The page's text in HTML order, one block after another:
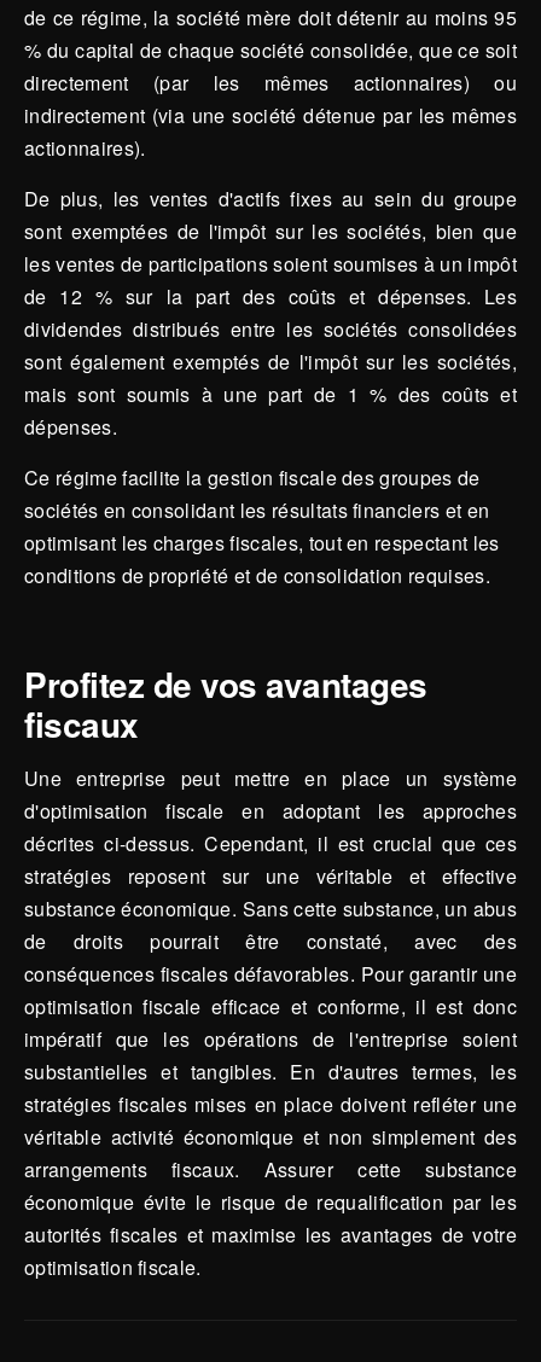
de ce régime, la société mère doit détenir au moins 95
% du capital de chaque société consolidée, que ce soit
directement (par les mêmes actionnaires) ou
indirectement (via une société détenue par les mêmes
actionnaires).
De plus, les ventes d'actifs fixes au sein du groupe
sont exemptées de l'impôt sur les sociétés, bien que
les ventes de participations soient soumises à un impôt
de 12 % sur la part des coûts et dépenses. Les
dividendes distribués entre les sociétés consolidées
sont également exemptés de l'impôt sur les sociétés,
mais sont soumis à une part de 1 % des coûts et
dépenses.
Ce régime facilite la gestion fiscale des groupes de
sociétés en consolidant les résultats financiers et en
optimisant les charges fiscales, tout en respectant les
conditions de propriété et de consolidation requises.
Profitez de vos avantages
fiscaux
Une entreprise peut mettre en place un système
d'optimisation fiscale en adoptant les approches
décrites ci-dessus. Cependant, il est crucial que ces
stratégies reposent sur une véritable et effective
substance économique. Sans cette substance, un abus
de droits pourrait être constaté, avec des
conséquences fiscales défavorables. Pour garantir une
optimisation fiscale efficace et conforme, il est donc
impératif que les opérations de l'entreprise soient
substantielles et tangibles. En d'autres termes, les
stratégies fiscales mises en place doivent refléter une
véritable activité économique et non simplement des
arrangements fiscaux. Assurer cette substance
économique évite le risque de requalification par les
autorités fiscales et maximise les avantages de votre
optimisation fiscale.